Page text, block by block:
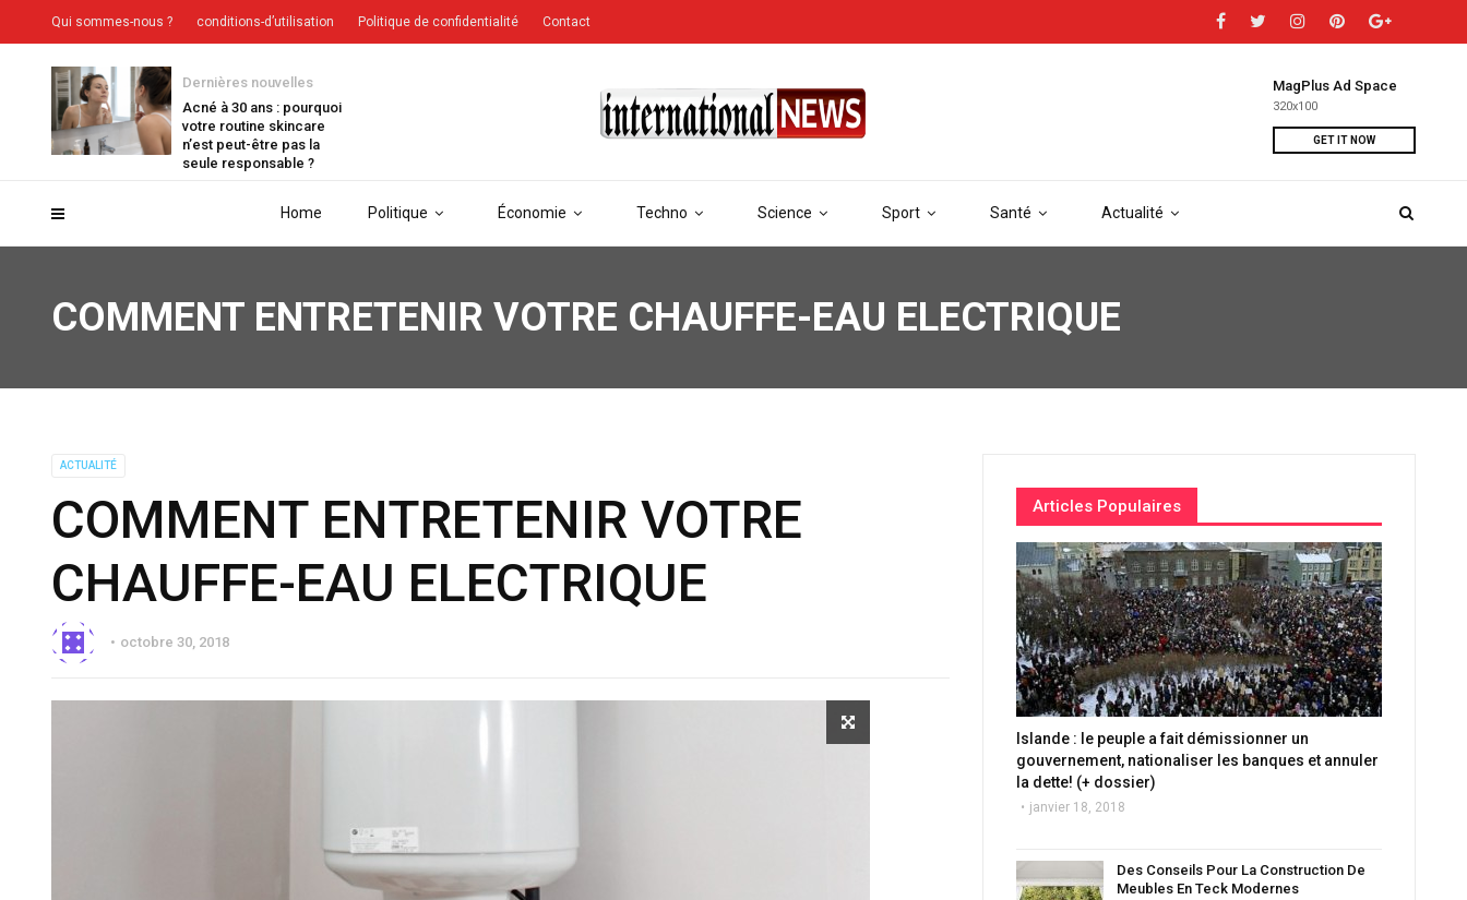
Home Politique Économie Techno Science Sport Santé Actualité
MagPlus Ad Space
320x100
GET IT NOW
Dernières nouvelles
Acné à 30 ans : pourquoi
votre routine skincare
n’est peut-être pas la
seule responsable ?
Qui sommes-nous ? conditions-d’utilisation Politique de confidentialité Contact
COMMENT ENTRETENIR VOTRE CHAUFFE-EAU ELECTRIQUE
ACTUALITÉ
COMMENT ENTRETENIR VOTRE
CHAUFFE-EAU ELECTRIQUE
octobre 30, 2018
Articles Populaires
Islande : le peuple a fait démissionner un
gouvernement, nationaliser les banques et annuler
la dette! (+ dossier)
janvier 18, 2018
Des Conseils Pour La Construction De
Meubles En Teck Modernes